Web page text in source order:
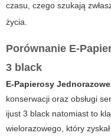
czasu, czego szukają
życia.
Porównanie E-
3 black
E-Papierosy Jednorazowe
konserwacji oraz obsługi
ijust 3 black natomiast to
wielorazowego, który